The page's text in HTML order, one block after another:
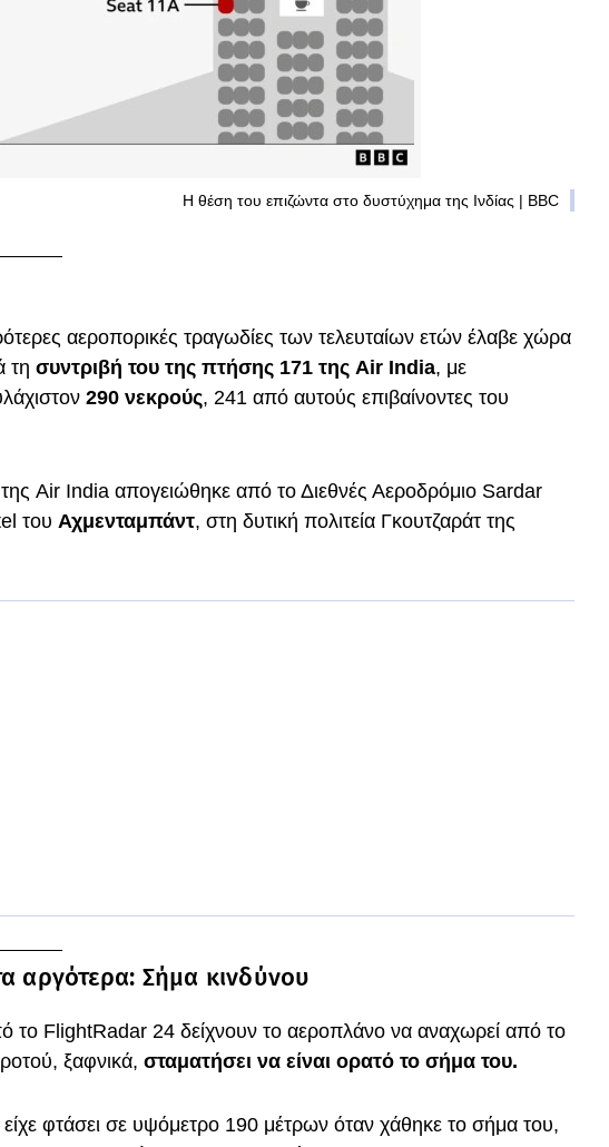
Η θέση του επιζώντα στο δυστύχημα της Ινδίας | BBC
αεροπορικές τραγωδίες των τελευταίων ετών έλαβε χώρα
τη συντριβή του της πτήσης 171 της Air India, με
290 νεκρούς, 241 από αυτούς επιβαίνοντες του
Air India απογειώθηκε από το Διεθνές Αεροδρόμιο Sardar
του Αχμενταμπάντ, στη δυτική πολιτεία Γκουτζαράτ της
αργότερα: Σήμα κινδύνου
το FlightRadar 24 δείχνουν το αεροπλάνο να αναχωρεί από το
ξαφνικά, σταματήσει να είναι ορατό το σήμα του.
φτάσει σε υψόμετρο 190 μέτρων όταν χάθηκε το σήμα του,